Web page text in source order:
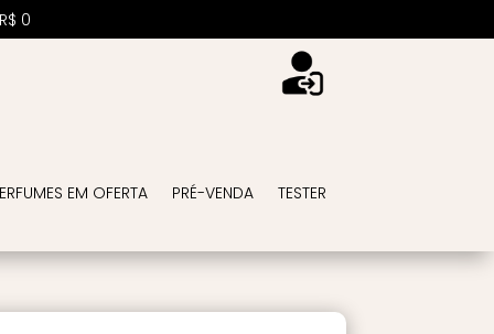
R$ 0
EM OFERTA PRÉ-VENDA
TESTER